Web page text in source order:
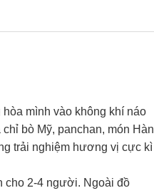
mình vào không khí náo
bò Mỹ, panchan, món Hàn
trải nghiệm hương vị cực kì
cho 2-4 người. Ngoài đồ